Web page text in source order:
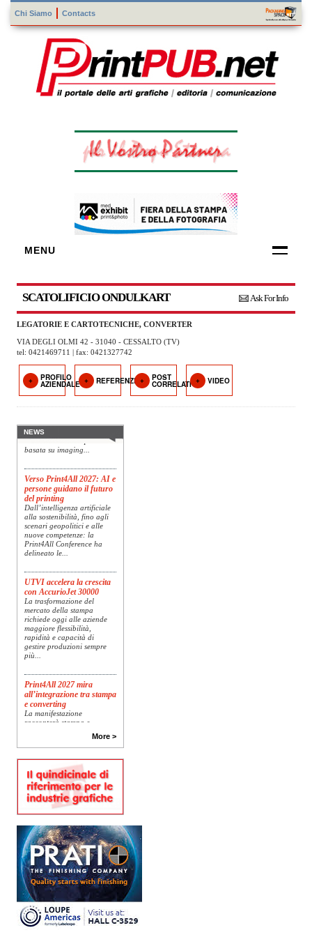
Chi Siamo Contacts
MENU
ENTI E
ZOOM
TEMATICI
Ask For Info
SCATOLIFICIO ONDULKART
LEGATORIE E CARTOTECNICHE, CONVERTER
VIA DEGLI OLMI 42 - 31040 - CESSALTO (TV)
tel: 0421469711 | fax: 0421327742
PROFILO
AZIENDALE REFERENZE POST
CORRELATI VIDEO
NEWS
Konica Minolta presenta
presenta Specim RETEX,
una soluzione completa
basata su imaging...
Verso Print4All 2027: AI e
persone guidano il futuro
del printing
Dall’intelligenza artificiale
alla sostenibilità, fino agli
scenari geopolitici e alle
nuove competenze: la
Print4All Conference ha
delineato le...
UTVI accelera la crescita
con AccurioJet 30000
La trasformazione del
mercato della stampa
richiede oggi alle aziende
maggiore flessibilità,
rapidità e capacità di
gestire produzioni sempre
più...
Print4All 2027 mira
all’integrazione tra stampa
e converting
La manifestazione
racconterà stampa e
package printing alle
applicazioni industriali, fino
Platinum Technologies
presenta SIGNATURE
Flatbed
sviluppo e analisi
approfondita delle reali
esigenze produttive del
mercato, Platinum
Technologies, centro
europeo di ricerca e...
Polyedra diventa un
marchio europeo: nasce
Polyedra Distribution
More >